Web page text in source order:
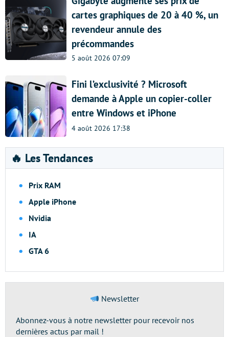
cartes graphiques de 20 à 40 %, un
revendeur annule des
précommandes
5 août 2026 07:09
Fini l’exclusivité ? Microsoft
demande à Apple un copier-coller
entre Windows et iPhone
4 août 2026 17:38
🔥 Les Tendances
Prix RAM
Apple iPhone
Nvidia
IA
GTA 6
Newsletter
Abonnez-vous à notre newsletter pour recevoir nos
dernières actus par mail !